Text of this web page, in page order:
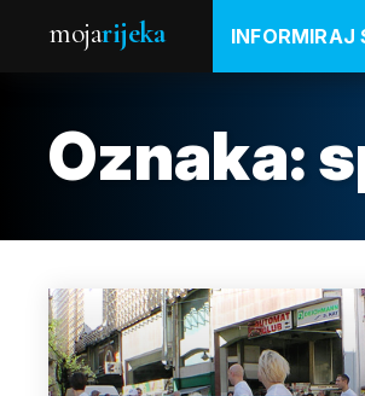
mojarijeka INFORMIRAJ
Oznaka: